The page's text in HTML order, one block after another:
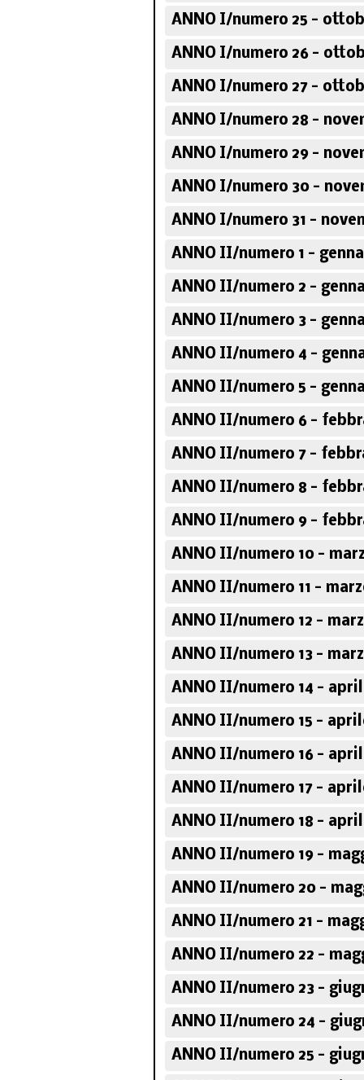
ANNO I/numero 25 -
ANNO I/numero 26 -
ANNO I/numero 27 -
ANNO I/numero 28 -
ANNO I/numero 29 -
ANNO I/numero 30 -
ANNO I/numero 31 -
ANNO II/numero 1 -
ANNO II/numero 2 -
ANNO II/numero 3 -
ANNO II/numero 4 -
ANNO II/numero 5 -
ANNO II/numero 6 -
ANNO II/numero 7 -
ANNO II/numero 8 -
ANNO II/numero 9 -
ANNO II/numero 10 -
ANNO II/numero 11 -
ANNO II/numero 12 -
ANNO II/numero 13 -
ANNO II/numero 14 -
ANNO II/numero 15 -
ANNO II/numero 16 -
ANNO II/numero 17 -
ANNO II/numero 18 -
ANNO II/numero 19 -
ANNO II/numero 20 -
ANNO II/numero 21 -
ANNO II/numero 22 -
ANNO II/numero 23 -
ANNO II/numero 24 -
ANNO II/numero 25 -